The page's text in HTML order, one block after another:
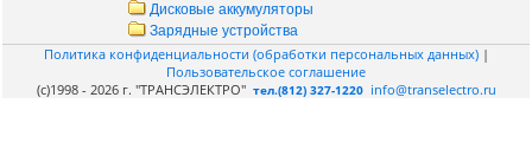
Дисковые аккумуляторы
Зарядные устройства
Политика конфиденциальности (обработки персональных данных) |
Пользовательское соглашение
(c)1998 - 2026 г. "ТРАНСЭЛЕКТРО" тел.(812) 327-1220 info@transelectro.ru